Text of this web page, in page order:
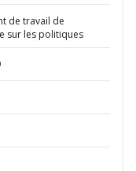
de travail de
sur les politiques